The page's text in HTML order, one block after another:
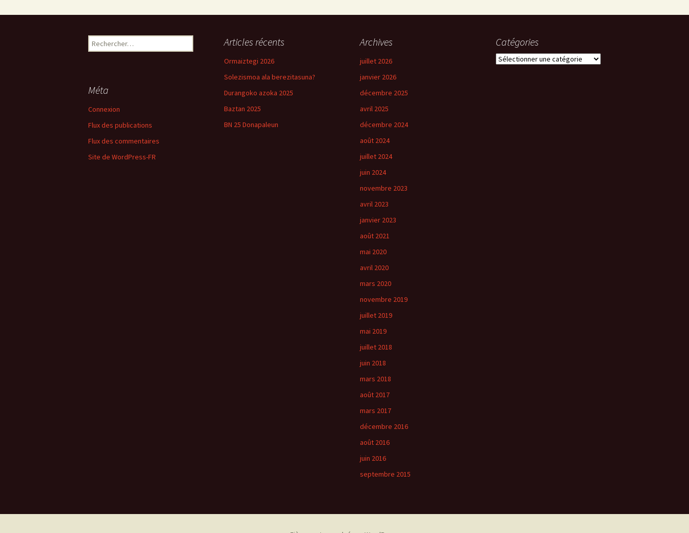
Rechercher : Articles récents
Ormaiztegi 2026
Solezismoa ala berezitasuna?
Durangoko azoka 2025
Baztan 2025
BN 25 Donapaleun
Archives
juillet 2026
janvier 2026
décembre 2025
avril 2025
décembre 2024
août 2024
juillet 2024
juin 2024
novembre 2023
avril 2023
janvier 2023
août 2021
mai 2020
avril 2020
mars 2020
novembre 2019
juillet 2019
mai 2019
juillet 2018
juin 2018
mars 2018
août 2017
mars 2017
décembre 2016
août 2016
juin 2016
septembre 2015
Catégories
Catégories
Méta
Connexion
Flux des publications
Flux des commentaires
Site de WordPress-FR